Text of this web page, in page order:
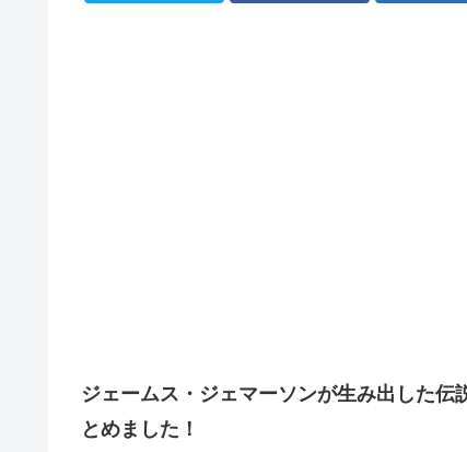
ジェームス・ジェマーソンが生み出した
とめました！